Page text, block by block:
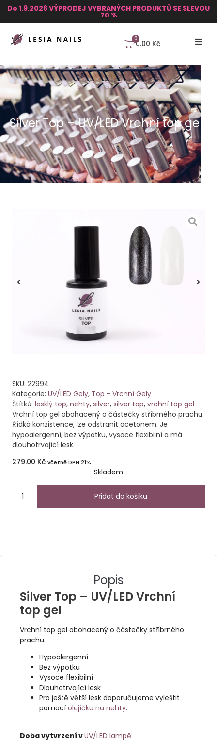
Do 1.9.2026 VÝPRODEJ VYBRANÝCH PRODUKTŮ SE SLEVOU
70 %
0.00 Kč
0
Silver Top – UV/LED Vrchní top gel
SKU: 22994
Kategorie: UV/LED Gely, Top - Vrchní Gely
Štítků: lesklý top, nehty, silver, silver top, vrchní top gel
Vrchní top gel obohacený o částečky stříbrného prachu.
Řídká konzistence, lze odstranit acetonem. Je
hypoalergenní, bez výpotku, vysoce flexibilní a má
dlouhotrvající lesk.
279.00 Kč včetně DPH 21%
Skladem
Přidat do košíku
Popis
Silver Top – UV/LED Vrchní
top gel
Vrchní top gel obohacený o částečky stříbrného
prachu.
Hypoalergenní
Bez výpotku
Vysoce flexibilní
Dlouhotrvající lesk
Pro ještě větší lesk doporučujeme vyleštit
pomocí olejíčku na nehty.
Doba vytvrzení vUV/LED lampě: